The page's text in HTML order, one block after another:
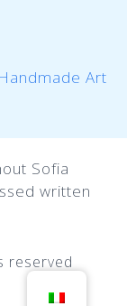
Handmade Art
Sofia
written
reserved